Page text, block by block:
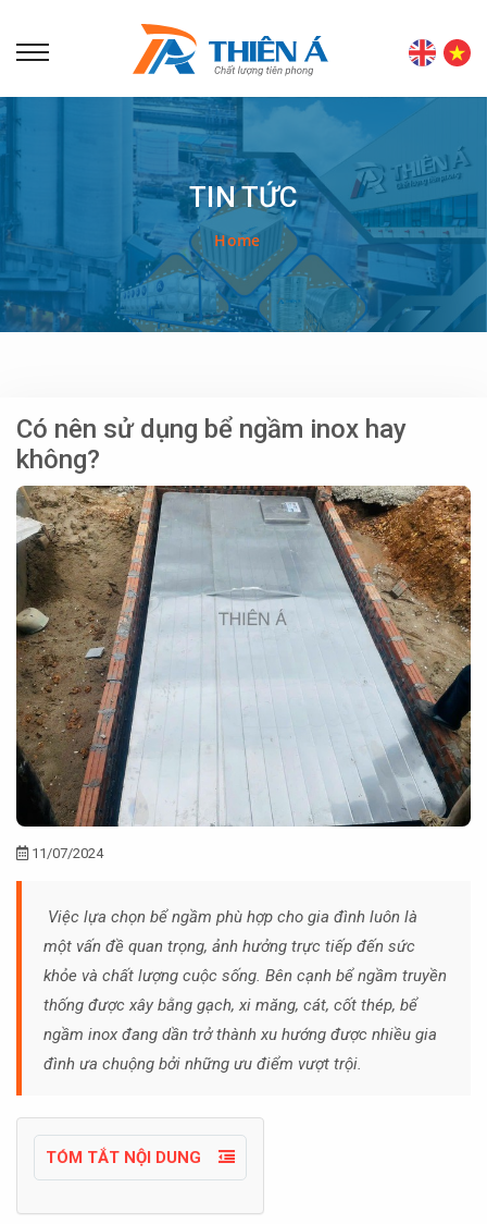
TIN TỨC
Home
Có nên sử dụng bể ngầm inox hay
không?
11/07/2024
Việc lựa chọn bể ngầm phù hợp cho gia đình luôn là
một vấn đề quan trọng, ảnh hưởng trực tiếp đến sức
khỏe và chất lượng cuộc sống. Bên cạnh bể ngầm truyền
thống được xây bằng gạch, xi măng, cát, cốt thép, bể
ngầm inox đang dần trở thành xu hướng được nhiều gia
đình ưa chuộng bởi những ưu điểm vượt trội.
TÓM TẮT NỘI DUNG